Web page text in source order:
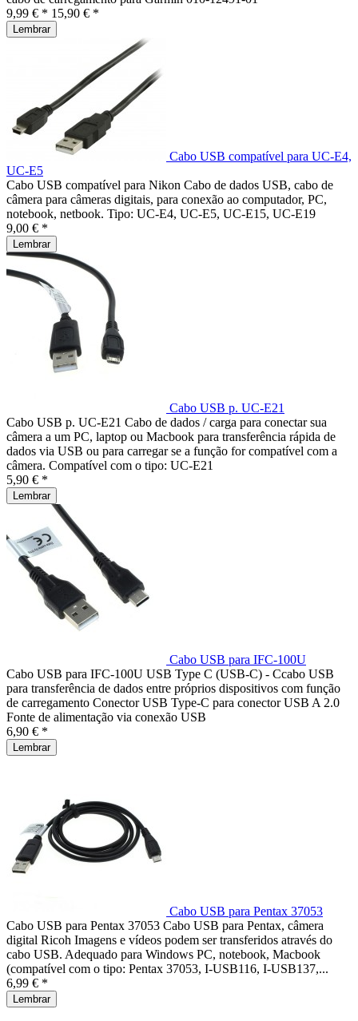
9,99 € * 15,90 € *
Lembrar
Cabo USB compatível para UC-E4,
UC-E5
Cabo USB compatível para Nikon Cabo de dados USB, cabo de
câmera para câmeras digitais, para conexão ao computador, PC,
notebook, netbook. Tipo: UC-E4, UC-E5, UC-E15, UC-E19
9,00 € *
Lembrar
Cabo USB p. UC-E21
Cabo USB p. UC-E21 Cabo de dados / carga para conectar sua
câmera a um PC, laptop ou Macbook para transferência rápida de
dados via USB ou para carregar se a função for compatível com a
câmera. Compatível com o tipo: UC-E21
5,90 € *
Lembrar
Cabo USB para IFC-100U
Cabo USB para IFC-100U USB Type C (USB-C) - Ccabo USB
para transferência de dados entre próprios dispositivos com função
de carregamento Conector USB Type-C para conector USB A 2.0
Fonte de alimentação via conexão USB
6,90 € *
Lembrar
Cabo USB para Pentax 37053
Cabo USB para Pentax 37053 Cabo USB para Pentax, câmera
digital Ricoh Imagens e vídeos podem ser transferidos através do
cabo USB. Adequado para Windows PC, notebook, Macbook
(compatível com o tipo: Pentax 37053, I-USB116, I-USB137,...
6,99 € *
Lembrar